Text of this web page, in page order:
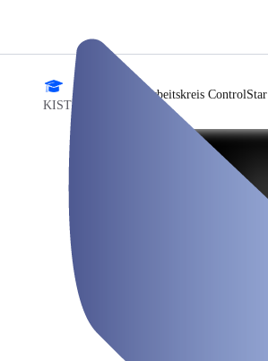
KISTERS Events
Arbeitskreis ControlStar